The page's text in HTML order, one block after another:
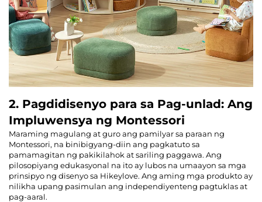
2. Pagdidisenyo para sa Pag-unlad: Ang
Impluwensya ng Montessori
Maraming magulang at guro ang pamilyar sa paraan ng
Montessori, na binibigyang-diin ang pagkatuto sa
pamamagitan ng pakikilahok at sariling paggawa. Ang
pilosopiyang edukasyonal na ito ay lubos na umaayon sa mga
prinsipyo ng disenyo sa Hikeylove. Ang aming mga produkto ay
nilikha upang pasimulan ang independiyenteng pagtuklas at
pag-aaral.